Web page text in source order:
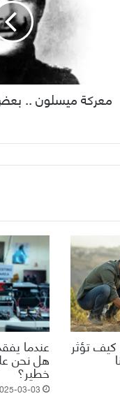
معركة ميسلون ..
كيف تؤثر عندما
هل نحن
خطير؟
03-03